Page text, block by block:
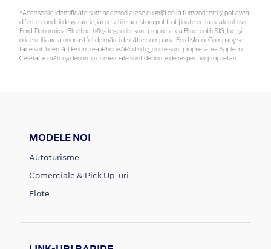
*Accesoriile identificate sunt accesorii alese cu grijă de la furnizori terți și pot avea
diferite condiții de garanție, iar detaliile acestora pot fi obținute de la dealerul dvs.
Ford. Denumirea Bluetooth® și logourile sunt proprietatea Bluetooth SIG, Inc. și
orice utilizare a unor astfel de mărci de către compania Ford Motor Company se
face sub licență. Denumirea iPhone/iPod și logourile sunt proprietatea Apple Inc.
Celelalte mărci și denumiri comerciale sunt deținute de respectivii proprietari
MODELE NOI
Autoturisme
Comerciale & Pick Up-uri
Flote